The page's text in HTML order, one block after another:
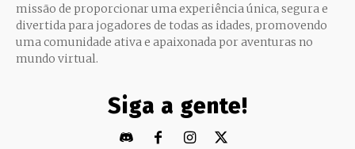
missão de proporcionar uma experiência única, segura e
divertida para jogadores de todas as idades, promovendo
uma comunidade ativa e apaixonada por aventuras no
mundo virtual.
Siga a gente!